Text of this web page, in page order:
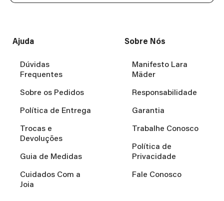
Ajuda
Dúvidas
Frequentes
Sobre os Pedidos
Política de Entrega
Trocas e
Devoluções
Guia de Medidas
Cuidados Com a
Joia
Sobre Nós
Manifesto Lara
Mäder
Responsabilidade
Garantia
Trabalhe Conosco
Política de
Privacidade
Fale Conosco